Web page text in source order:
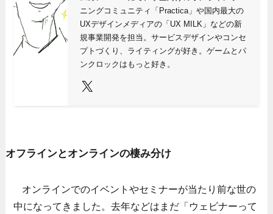
ニングコミュニティ「Practica」や国内最大の
UXデザインメディアの「UX MILK」などの新
規事業開発を担当。サービスデザインやコンセ
プトづくり、ライティングが好き。ゲームとパ
ンクロックはもっと好き。
X
オフラインとオンラインの棲み分け
オンラインでのイベントやセミナーが当たり前な世の
中になってきました。去年などはまだ「ウェビナーって